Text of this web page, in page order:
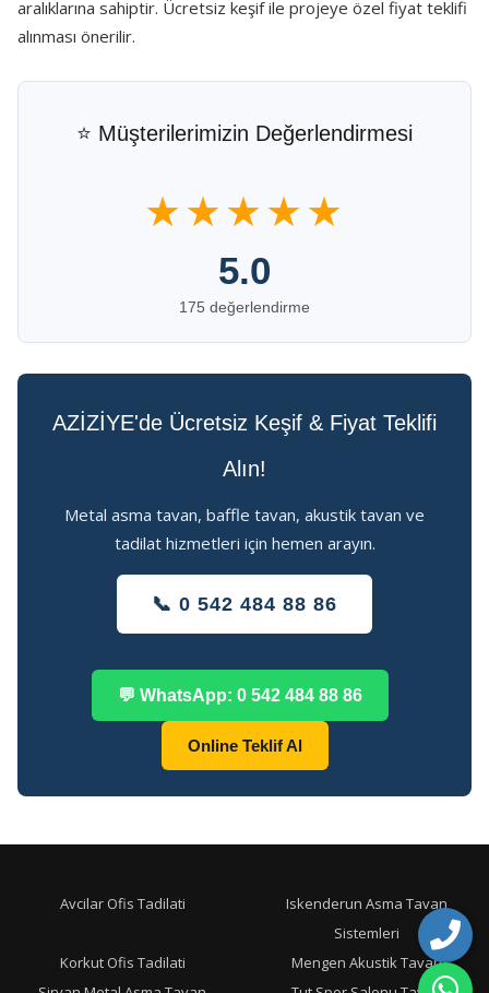
aralıklarına sahiptir. Ücretsiz keşif ile projeye özel fiyat teklifi
alınması önerilir.
⭐ Müşterilerimizin Değerlendirmesi
★★★★★
5.0
175 değerlendirme
AZİZİYE'de Ücretsiz Keşif & Fiyat Teklifi
Alın!
Metal asma tavan, baffle tavan, akustik tavan ve
tadilat hizmetleri için hemen arayın.
📞 0 542 484 88 86
💬 WhatsApp: 0 542 484 88 86
Online Teklif Al
Avcilar Ofis Tadilati
Iskenderun Asma Tavan
Sistemleri
Korkut Ofis Tadilati
Mengen Akustik Tavan